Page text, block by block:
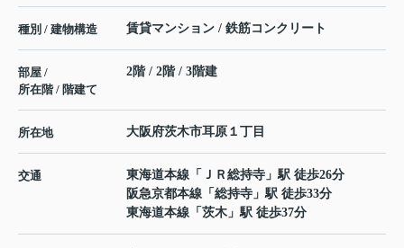
種別 / 建物構造 賃貸マンション / 鉄筋コンクリート
部屋 /
所在階 / 階建て
2階 / 2階 / 3階建
所在地 大阪府茨木市耳原 １丁目
交通 東海道本線 「 ＪＲ総持寺 」駅 徒歩26分
阪急京都本線 「 総持寺 」駅 徒歩33分
東海道本線 「 茨木 」駅 徒歩37分